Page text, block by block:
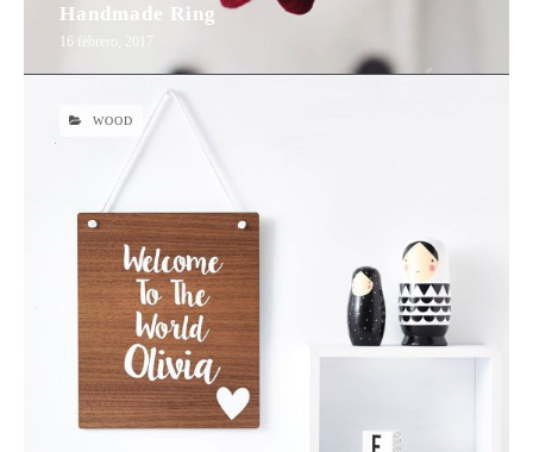
16 febrero, 2017
Handmade Ring
WOOD